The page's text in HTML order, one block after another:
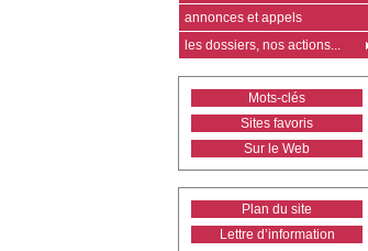
annonces et appels
les dossiers, nos actions...
Mots-clés
Sites favoris
Sur le Web
Plan du site
Lettre d’information